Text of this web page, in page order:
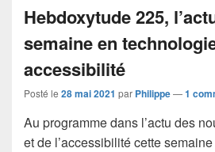
Hebdoxytude 225,
semaine en
accessibilité
Posté le 28 mai 2021 par Philippe—1
Au programme dans l’actu des
et de l’accessibilité cette semaine